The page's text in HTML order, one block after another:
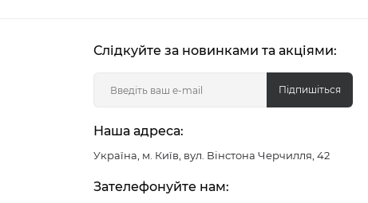
Слідкуйте за новинками та акціями:
Підпишіться
Наша адреса:
Україна, м. Київ, вул. Вінстона Черчилля, 42
Зателефонуйте нам: